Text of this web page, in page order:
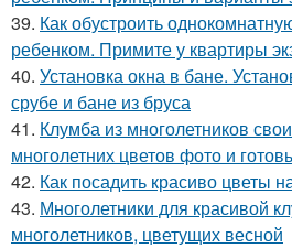
39. Как обустроить
ребенком. Примите у квартиры
40. Установка окна в бане.
срубе и бане из бруса
41. Клумба из многолетников
многолетних цветов фото и
42. Как посадить красиво цветы
43. Многолетники для красивой
многолетников, цветущих весной